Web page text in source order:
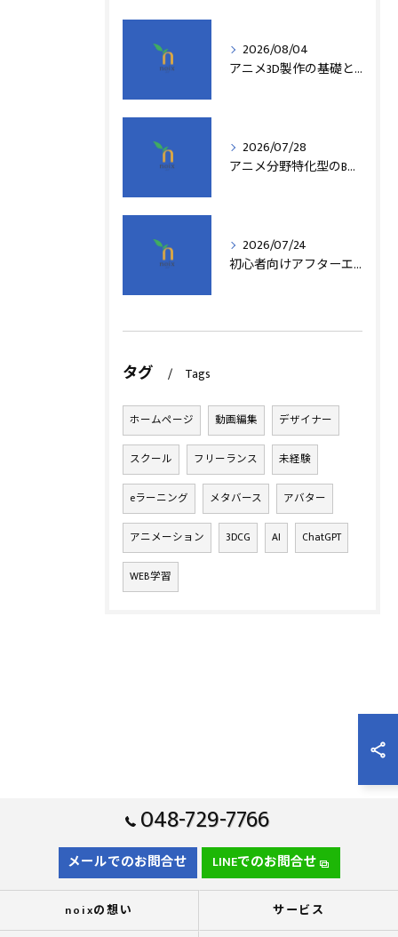
2026/08/04
アニメ3D製作の基礎と実践法
2026/07/28
アニメ分野特化型のB型事業所支援制度の詳細解説
2026/07/24
初心者向けアフターエフェクト動画編集の基本
タグ Tags
ホームページ 動画編集 デザイナー
スクール フリーランス 未経験
eラーニング メタバース アバター
アニメーション 3DCG AI ChatGPT
WEB学習
048-729-7766
メールでのお問合せ LINEでのお問合せ
noixの想い サービス